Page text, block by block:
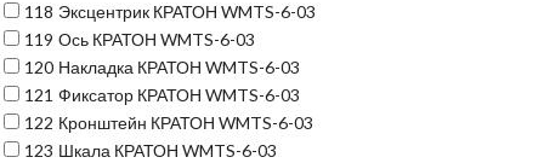
118 Эксцентрик КРАТОН WMTS-6-03
119 Ось КРАТОН WMTS-6-03
120 Накладка КРАТОН WMTS-6-03
121 Фиксатор КРАТОН WMTS-6-03
122 Кронштейн КРАТОН WMTS-6-03
123 Шкала КРАТОН WMTS-6-03